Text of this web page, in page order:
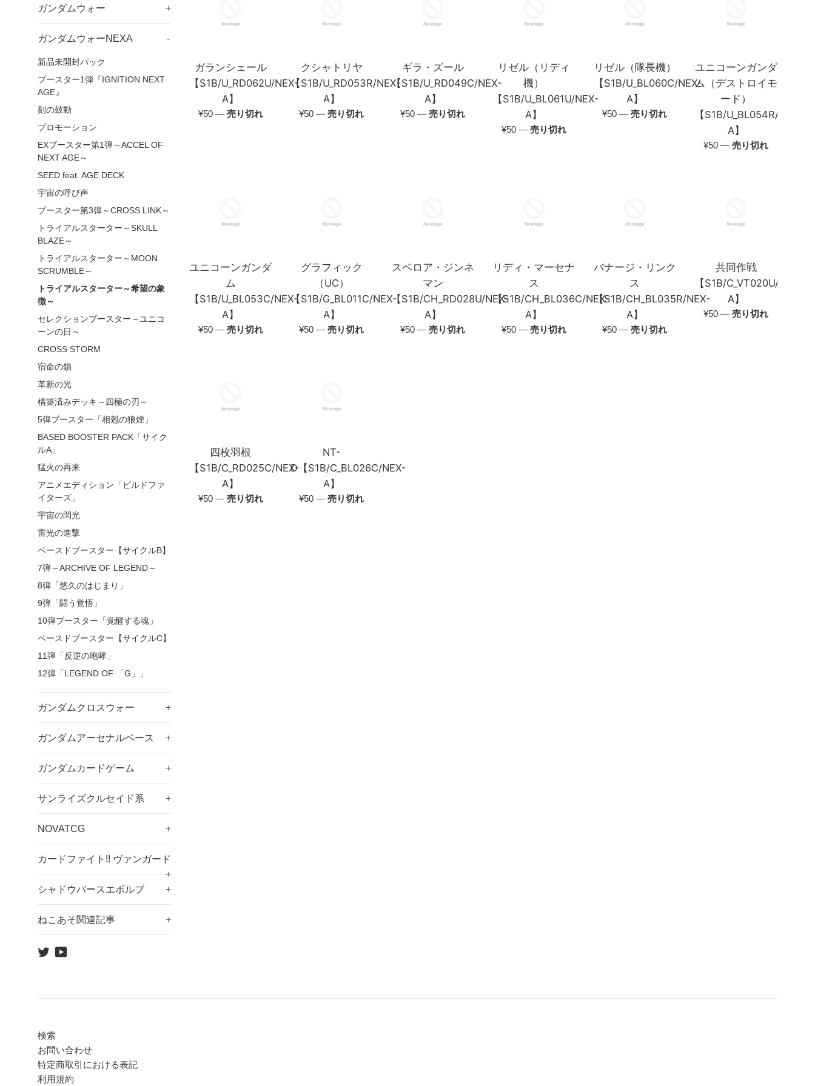
ガンダムウォー +
ガンダムウォーNEXA -
新品未開封パック
ブースター1弾『IGNITION NEXT
AGE』
刻の鼓動
プロモーション
EXブースター第1弾～ACCEL OF
NEXT AGE～
SEED feat. AGE DECK
宇宙の呼び声
ブースター第3弾～CROSS LINK～
トライアルスターター～SKULL
BLAZE～
トライアルスターター～MOON
SCRUMBLE～
トライアルスターター～希望の象
徴～
セレクションブースター～ユニコ
ーンの日～
CROSS STORM
宿命の鎖
革新の光
構築済みデッキ～四極の刃～
5弾ブースター「相剋の狼煙」
BASED BOOSTER PACK「サイク
ルA」
猛火の再来
アニメエディション「ビルドファ
イターズ」
宇宙の閃光
雷光の進撃
ベースドブースター【サイクルB】
7弾～ARCHIVE OF LEGEND～
8弾「悠久のはじまり」
9弾「闘う覚悟」
10弾ブースター「覚醒する魂」
ベースドブースター【サイクルC】
11弾「反逆の咆哮」
12弾「LEGEND OF 「G」」
ガンダムクロスウォー +
ガンダムアーセナルベース +
ガンダムカードゲーム +
サンライズクルセイド系 +
NOVATCG +
カードファイト!! ヴァンガード
+
シャドウバースエボルブ
+
ねこあそ関連記事 +
TwitterYouTube
ガランシェール
【S1B/U_RD062U/NEX-
A】
通
¥50 — 売り切れ
クシャトリヤ
【S1B/U_RD053R/NEX-
A】
通
¥50—売り切れ
ギラ・ズール
【S1B/U_RD049C/NEX-
A】
通
¥50—売り切れ
リゼル（リディ
機）
【S1B/U_BL061U/NEX-
A】
通
¥50 — 売り切れ
リゼル（隊長機）
【S1B/U_BL060C/NEX-
A】
通
¥50—売り切れ
ユニコーンガンダ
ム（デストロイモ
ード）
【S1B/U_BL054R/NEX-
A】
通
¥50—売り切れ
ユニコーンガンダ
ム
【S1B/U_BL053C/NEX-
A】
通
¥50 — 売り切れ
グラフィック
（UC）
【S1B/G_BL011C/NEX-
A】
通
¥50—売り切れ
スベロア・ジンネ
マン
【S1B/CH_RD028U/NEX-
A】
通
¥50—売り切れ
リディ・マーセナ
ス
【S1B/CH_BL036C/NEX-
A】
通
¥50 — 売り切れ
バナージ・リンク
ス
【S1B/CH_BL035R/NEX-
A】
通
¥50—売り切れ
共同作戦
【S1B/C_VT020U/NEX-
A】
通
¥50—売り切れ
四枚羽根
【S1B/C_RD025C/NEX-
A】
通
¥50 — 売り切れ
NT-
D【S1B/C_BL026C/NEX-
A】
通
¥50—売り切れ
検索
お問い合わせ
特定商取引における表記
利用規約